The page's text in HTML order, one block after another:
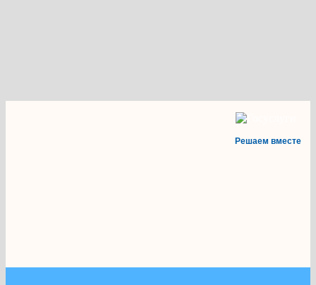
Решаем вместе